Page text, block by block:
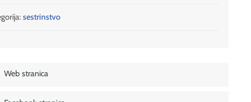
sestrinstvo
Web stranica